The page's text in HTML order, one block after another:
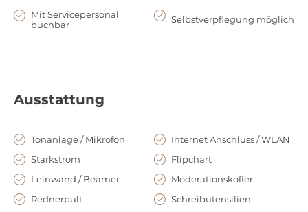
individuell an Ihr Event anpassen. Zusätzliche Technik kann
durch die hauseigenen Partner besorgt werden. W-LAN und
entfernt, gegeben. Das Stadtzentrum ist keine 7 km entfernt.
Mit Servicepersonal
buchbar
Selbstverpflegung möglich
Ausstattung
Tonanlage / Mikrofon
Internet Anschluss / WLAN
Starkstrom
Flipchart
Leinwand / Beamer
Moderationskoffer
Rednerpult
Schreibutensilien